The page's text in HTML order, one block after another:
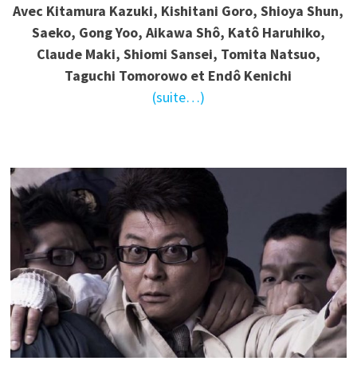
Avec Kitamura Kazuki, Kishitani Goro, Shioya Shun,
Saeko, Gong Yoo, Aikawa Shô, Katô Haruhiko,
Claude Maki, Shiomi Sansei, Tomita Natsuo,
Taguchi Tomorowo et Endô Kenichi
(suite…)